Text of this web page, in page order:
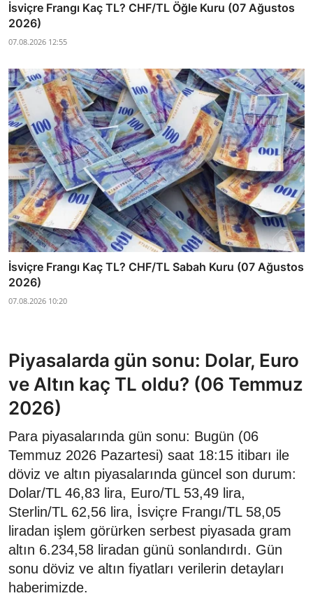
İsviçre Frangı Kaç TL? CHF/TL Öğle Kuru (07 Ağustos
2026)
07.08.2026 12:55
İsviçre Frangı Kaç TL? CHF/TL Sabah Kuru (07 Ağustos
2026)
07.08.2026 10:20
Piyasalarda gün sonu: Dolar, Euro
ve Altın kaç TL oldu? (06 Temmuz
2026)
Para piyasalarında gün sonu: Bugün (06
Temmuz 2026 Pazartesi) saat 18:15 itibarı ile
döviz ve altın piyasalarında güncel son durum:
Dolar/TL 46,83 lira, Euro/TL 53,49 lira,
Sterlin/TL 62,56 lira, İsviçre Frangı/TL 58,05
liradan işlem görürken serbest piyasada gram
altın 6.234,58 liradan günü sonlandırdı. Gün
sonu döviz ve altın fiyatları verilerin detayları
haberimizde.